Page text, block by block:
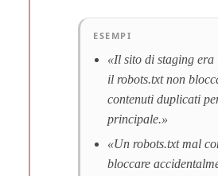
ESEMPI
«Il sito di staging era
il robots.txt non
contenuti duplicati
principale.»
«Un robots.txt mal
bloccare